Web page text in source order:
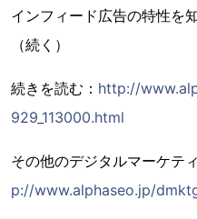
インフィード広告の特性を
（続く）
続きを読む： http://
929_113000.html
その他のデジタルマーケテ
p://www.alphaseo.jp/